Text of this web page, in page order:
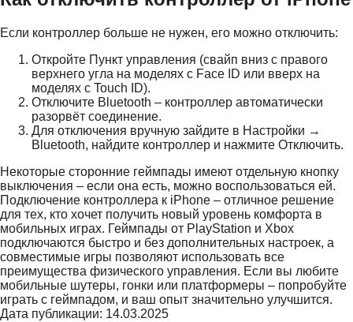
Если контроллер больше не нужен, его можно отключить:
Откройте Пункт управления (свайп вниз с правого
верхнего угла на моделях с Face ID или вверх на
моделях с Touch ID).
Отключите Bluetooth – контроллер автоматически
разорвёт соединение.
Для отключения вручную зайдите в Настройки →
Bluetooth, найдите контроллер и нажмите Отключить.
Некоторые сторонние геймпады имеют отдельную кнопку
выключения – если она есть, можно воспользоваться ей.
Подключение контроллера к iPhone – отличное решение
для тех, кто хочет получить новый уровень комфорта в
мобильных играх. Геймпады от PlayStation и Xbox
подключаются быстро и без дополнительных настроек, а
совместимые игры позволяют использовать все
преимущества физического управления. Если вы любите
мобильные шутеры, гонки или платформеры – попробуйте
играть с геймпадом, и ваш опыт значительно улучшится.
Дата публикации: 14.03.2025